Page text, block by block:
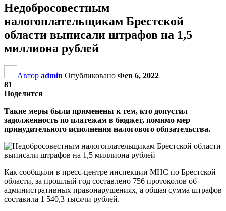
Недобросовестным
налогоплательщикам Брестской
области выписали штрафов на 1,5
миллиона рублей
Автор admin Опубликовано Фев 6, 2022
81
Поделится
Такие меры были применены к тем, кто допустил
задолженность по платежам в бюджет, помимо мер
принудительного исполнения налогового обязательства.
Как сообщили в пресс-центре инспекции МНС по Брестской
области, за прошлый год составлено 756 протоколов об
административных правонарушениях, а общая сумма штрафов
составила 1 540,3 тысячи рублей.